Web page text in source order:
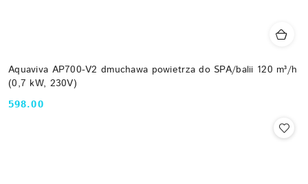
Aquaviva AP700-V2 dmuchawa powietrza do SPA/balii 120 m³/h
(0,7 kW, 230V)
Cena:
598.00